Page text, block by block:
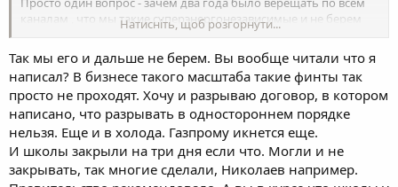
каналам , что мы такие суперэнергонезависимые и не берем
Натисніть, щоб розгорнути...
Так мы его и дальше не берем. Вы вообще читали что я
написал? В бизнесе такого масштаба такие финты так
просто не проходят. Хочу и разрываю договор, в котором
написано, что разрывать в одностороннем порядке
нельзя. Еще и в холода. Газпрому икнется еще.
И школы закрыли на три дня если что. Могли и не
закрывать, так многие сделали, Николаев например.